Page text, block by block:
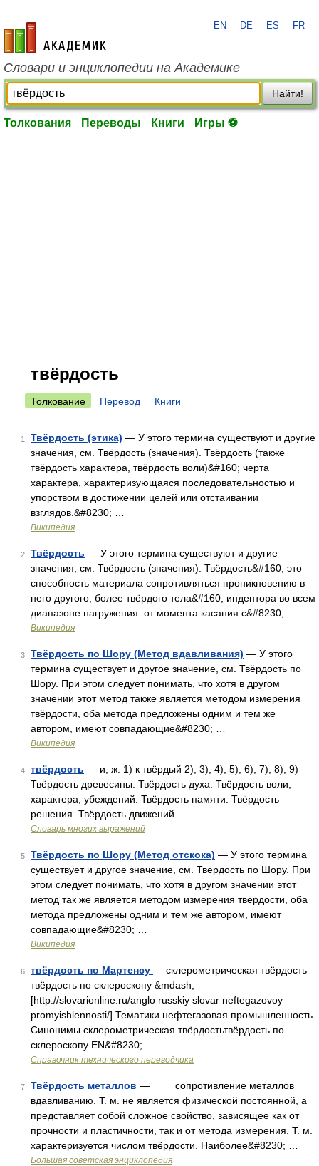
academic.ru
EN DE ES FR
Словари и энциклопедии на Академике
Найти!
Толкования Переводы Книги Игры ⚽
твёрдость
Толкование Перевод Книги
1 Твёрдость (этика) — У этого термина существуют и другие
значения, см. Твёрдость (значения). Твёрдость (также
твёрдость характера, твёрдость воли)&#160; черта
характера, характеризующаяся последовательностью и
упорством в достижении целей или отстаивании
взглядов.&#8230; …
Википедия
2 Твёрдость — У этого термина существуют и другие
значения, см. Твёрдость (значения). Твёрдость&#160; это
способность материала сопротивляться проникновению в
него другого, более твёрдого тела&#160; индентора во всем
диапазоне нагружения: от момента касания с&#8230; …
Википедия
3 Твёрдость по Шору (Метод вдавливания) — У этого
термина существует и другое значение, см. Твёрдость по
Шору. При этом следует понимать, что хотя в другом
значении этот метод также является методом измерения
твёрдости, оба метода предложены одним и тем же
автором, имеют совпадающие&#8230; …
Википедия
4 твёрдость — и; ж. 1) к твёрдый 2), 3), 4), 5), 6), 7), 8), 9)
Твёрдость древесины. Твёрдость духа. Твёрдость воли,
характера, убеждений. Твёрдость памяти. Твёрдость
решения. Твёрдость движений …
Словарь многих выражений
5 Твёрдость по Шору (Метод отскока) — У этого термина
существует и другое значение, см. Твёрдость по Шору. При
этом следует понимать, что хотя в другом значении этот
метод так же является методом измерения твёрдости, оба
метода предложены одним и тем же автором, имеют
совпадающие&#8230; …
Википедия
6 твёрдость по Мартенсу — склерометрическая твёрдость
твёрдость по склероскопу &mdash;
[http://slovarionline.ru/anglo russkiy slovar neftegazovoy
promyishlennosti/] Тематики нефтегазовая промышленность
Синонимы склерометрическая твёрдостьтвёрдость по
склероскопу EN&#8230; …
Справочник технического переводчика
7 Твёрдость металлов — сопротивление металлов
вдавливанию. Т. м. не является физической постоянной, а
представляет собой сложное свойство, зависящее как от
прочности и пластичности, так и от метода измерения. Т. м.
характеризуется числом твёрдости. Наиболее&#8230; …
Большая советская энциклопедия